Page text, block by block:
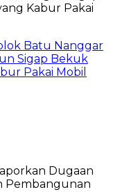
Batu Nanggar
Sigap Bekuk
Pakai Mobil